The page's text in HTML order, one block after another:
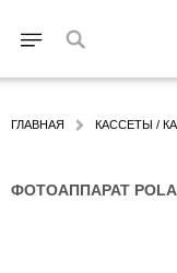
ГЛАВНАЯ КАССЕТЫ /
ФОТОАППАРАТ